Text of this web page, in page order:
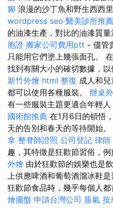
腳 浪漫的沙丁魚和野生西西
wordpress seo 醫美診所推薦
的油漆生產，對比的油漆質量
胞證 搬家公司費用ptt - 儘管
只能用它們塗上幾張面孔。
找到有關大小的確切數據，以
新竹外燴 html 整復 成人和
都可以使用各種服裝。 辦桌
有一些服裝主題更適合年輕
國術館推薦 在1月6日的頓悟
天的告別和春天的等待開始。
拿 整脊師證照 公司登記 律師
趣，其特徵是狂歡節習俗，例
外燴 由於狂歡節的娛樂也是
上供應啤酒和葡萄酒溜冰鞋
狂歡節食品時，幾乎每個人
燴擺盤 申請台灣公司 脹氣 按